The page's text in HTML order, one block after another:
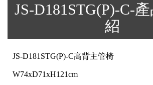
JS-D181STG(P)-C-
紹
JS-D181STG(P)-C高背主管椅
W74xD71xH121cm